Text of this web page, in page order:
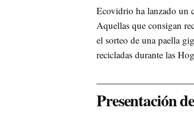
Ecovidrio ha lanzado un
Aquellas que consigan
el sorteo de una paella
recicladas durante las
Presentación